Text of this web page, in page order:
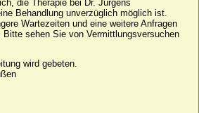
die Therapie bei Dr. Jürgens
Behandlung unverzüglich möglich ist.
Wartezeiten und eine weitere Anfragen
sehen Sie von Vermittlungsversuchen
wird gebeten.